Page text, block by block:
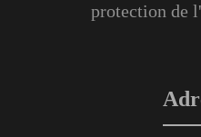
protection de